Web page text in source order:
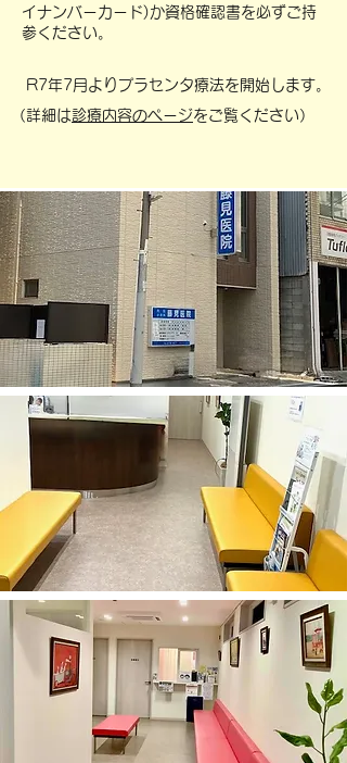
イナンバーカード)か資格確認書を必ずご持
参ください。
R7年7月よりプラセンタ療法を開始します。
（詳細は診療内容のページをご覧ください）​